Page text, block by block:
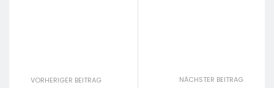
VORHERIGER BEITRAG NÄCHSTER BEITRAG